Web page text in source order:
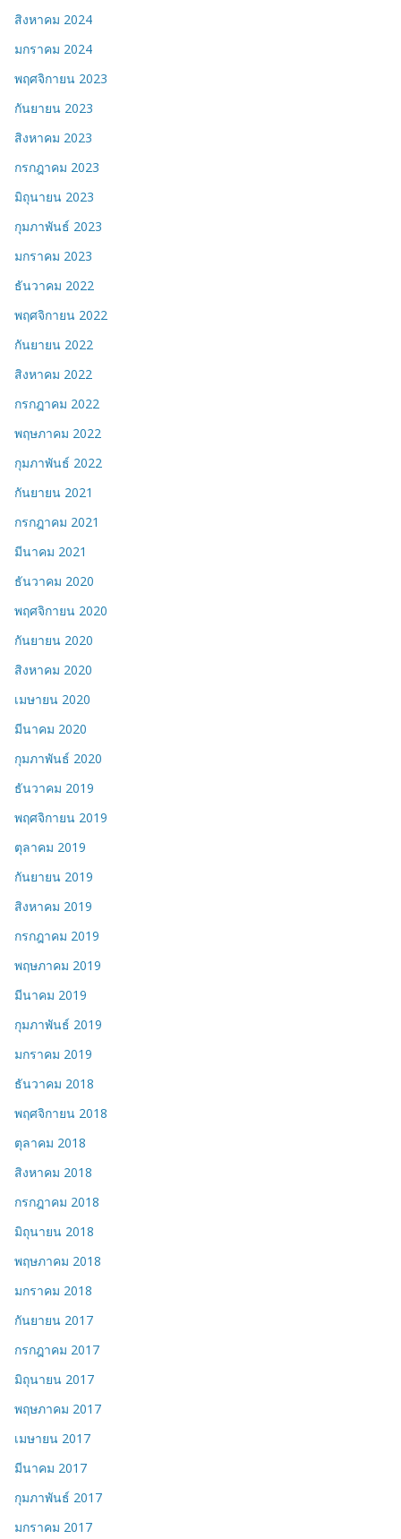
สิงหาคม 2024
มกราคม 2024
พฤศจิกายน 2023
กันยายน 2023
สิงหาคม 2023
กรกฎาคม 2023
มิถุนายน 2023
กุมภาพันธ์ 2023
มกราคม 2023
ธันวาคม 2022
พฤศจิกายน 2022
กันยายน 2022
สิงหาคม 2022
กรกฎาคม 2022
พฤษภาคม 2022
กุมภาพันธ์ 2022
กันยายน 2021
กรกฎาคม 2021
มีนาคม 2021
ธันวาคม 2020
พฤศจิกายน 2020
กันยายน 2020
สิงหาคม 2020
เมษายน 2020
มีนาคม 2020
กุมภาพันธ์ 2020
ธันวาคม 2019
พฤศจิกายน 2019
ตุลาคม 2019
กันยายน 2019
สิงหาคม 2019
กรกฎาคม 2019
พฤษภาคม 2019
มีนาคม 2019
กุมภาพันธ์ 2019
มกราคม 2019
ธันวาคม 2018
พฤศจิกายน 2018
ตุลาคม 2018
สิงหาคม 2018
กรกฎาคม 2018
มิถุนายน 2018
พฤษภาคม 2018
มกราคม 2018
กันยายน 2017
กรกฎาคม 2017
มิถุนายน 2017
พฤษภาคม 2017
เมษายน 2017
มีนาคม 2017
กุมภาพันธ์ 2017
มกราคม 2017